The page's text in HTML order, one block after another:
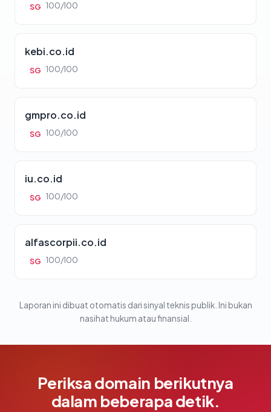
SG 100/100
kebi.co.id
SG 100/100
gmpro.co.id
SG 100/100
iu.co.id
SG 100/100
alfascorpii.co.id
SG 100/100
Laporan ini dibuat otomatis dari sinyal teknis publik. Ini bukan
nasihat hukum atau finansial.
Periksa domain berikutnya
dalam beberapa detik.